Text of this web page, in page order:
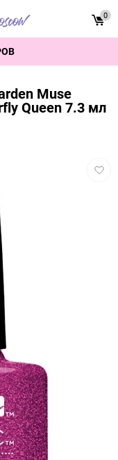
0
Muse
Queen 7.3 мл